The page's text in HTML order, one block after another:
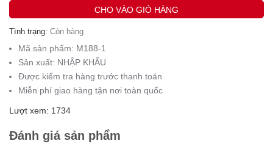
CHO VÀO GIỎ HÀNG
Tình trạng: Còn hàng
Mã sản phẩm: M188-1
Sản xuất: NHẬP KHẨU
Được kiểm tra hàng trước thanh toán
Miễn phí giao hàng tận nơi toàn quốc
Lượt xem: 1734
Đánh giá sản phẩm